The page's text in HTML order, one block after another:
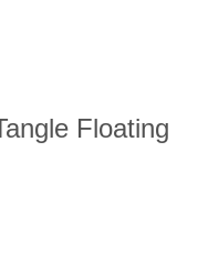
Floating